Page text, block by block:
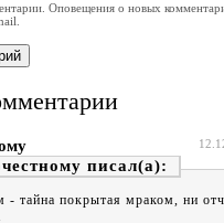
Оповещения о новых
- тайна покрытая мраком, ни